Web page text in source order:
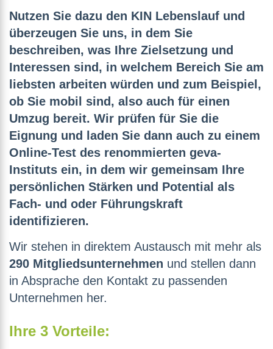
Nutzen Sie dazu den KIN Lebenslauf und
überzeugen Sie uns, in dem Sie
beschreiben, was Ihre Zielsetzung und
Interessen sind, in welchem Bereich Sie am
liebsten arbeiten würden und zum Beispiel,
ob Sie mobil sind, also auch für einen
Umzug bereit. Wir prüfen für Sie die
Eignung und laden Sie dann auch zu einem
Online-Test des renommierten geva-
Instituts ein, in dem wir gemeinsam Ihre
persönlichen Stärken und Potential als
Fach- und oder Führungskraft
identifizieren.
Wir stehen in direktem Austausch mit mehr als
290 Mitgliedsunternehmen und stellen dann
in Absprache den Kontakt zu passenden
Unternehmen her.
Ihre 3 Vorteile: